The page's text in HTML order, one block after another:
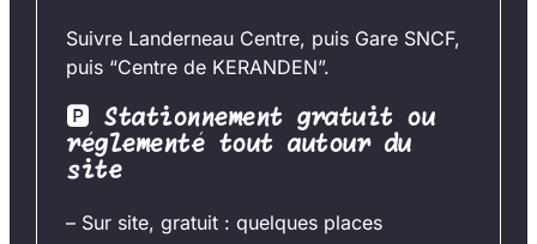
Suivre Landerneau Centre, puis Gare SNCF,
puis “Centre de KERANDEN”.
🅿 Stationnement gratuit ou
réglementé tout autour du
site
– Sur site, gratuit : quelques places